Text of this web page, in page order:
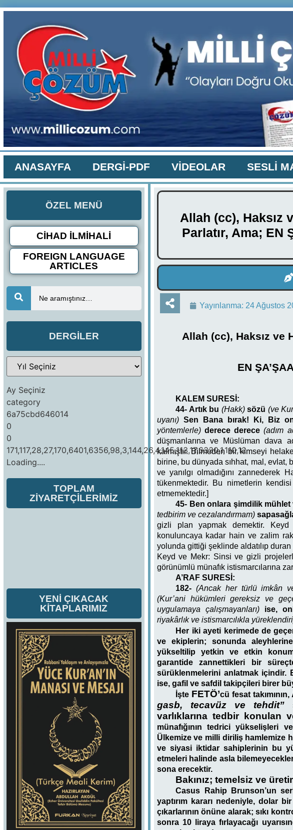
ANASAYFA DERGİ-PDF VİDEOLAR SESLİ
ÖZEL MENÜ
CİHAD İLMİHALİ
FOREIGN LANGUAGE
ARTICLES
Ne aramıştınız…
DERGİLER
Ay Seçiniz
category
6a75cbd646014
0
0
171,117,28,27,170,6401,6356,98,3,144,26,4,145,113,17,6330,1,110,12
Loading....
TOPLAM
ZİYARETÇİLERİMİZ
YENİ ÇIKACAK
KİTAPLARIMIZ
Allah (cc), Haksız
Parlatır, Ama; EN
Yayınlanma: 24 Ağustos
Allah (cc), Haksız ve
EN
KALEM SURESİ:
44- Artık bu (Hakk)sözü (ve
uyanı)Sen Bana bırak! Ki, Biz
yöntemlerle)derece derece(adım
düşmanlarına ve Müslüman dava
kalmıştır. Bilmeden bir kimseyi
birine, bu dünyada sıhhat, mal, evlat,
ve yanılgı olmadığını zannederek
tükenmektedir. Bu nimetlerin
etmemektedir.]
45- Ben onlara şimdilik
tedbirim ve cezalandırmam)
gizli plan yapmak demektir. Keyd
konuluncaya kadar hain ve zalim
yolunda gittiği şeklinde aldatılıp
Keyd ve Mekr: Sinsi ve gizli
görünümlü münafık istismarcılarına
A’RAF SURESİ:
182-(Ancak her türlü imkân
(Kur’ani hükümleri gereksiz ve
uygulamaya çalışmayanları)ise,
riyakârlık ve istismarcılıkla
Her iki ayeti kerimede de
ve ekiplerin; sonunda
yükseltilip yetkin ve etkin
garantide zannettikleri bir
sürüklenmelerini anlatmak içindir.
ise, gafil ve safdil takipçileri birer
İşte FETÖ’cü fesat takımının,
gasb, tecavüz ve tehdit”
varlıklarına tedbir konulan
münafığının tedrici
Ülkemize ve milli diriliş hamlemize
ve siyasi iktidar sahiplerinin bu
etmeleri halinde asla
sona erecektir.
Bakınız; temelsiz ve
Casus Rahip Brunson’un
yaptırım kararı nedeniyle, dolar
çıkarlarının önüne alarak; sıkı
sonra 10 liraya fırlayacağı